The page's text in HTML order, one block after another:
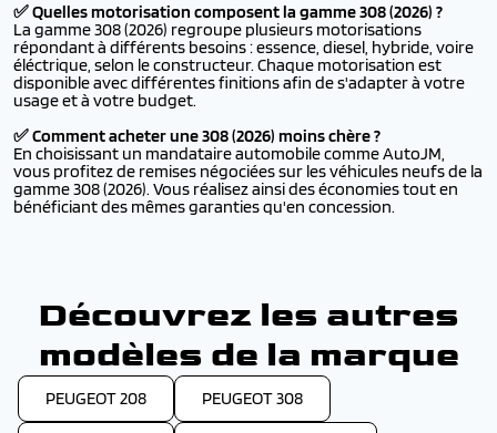
✅ Quelles motorisation composent la gamme 308 (2026) ?
La gamme 308 (2026) regroupe plusieurs motorisations
répondant à différents besoins : essence, diesel, hybride, voire
éléctrique, selon le constructeur. Chaque motorisation est
disponible avec différentes finitions afin de s'adapter à votre
usage et à votre budget.
✅ Comment acheter une 308 (2026) moins chère ?
En choisissant un mandataire automobile comme AutoJM,
vous profitez de remises négociées sur les véhicules neufs de la
gamme 308 (2026). Vous réalisez ainsi des économies tout en
bénéficiant des mêmes garanties qu'en concession.
Découvrez les autres
modèles de la marque
PEUGEOT 208 PEUGEOT 308